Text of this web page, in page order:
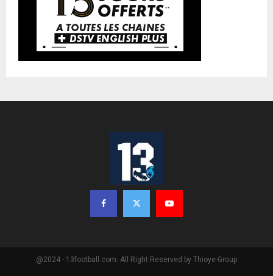
@2024 - 13football.com. All Right Reserved by Thioye-Group